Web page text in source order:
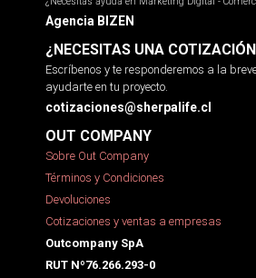
Agencia BIZEN
¿NECESITAS UNA
Escríbenos y te responderemos a la
ayudarte en tu proyecto.
cotizaciones@sherpalife.cl
OUT COMPANY
Sobre Out Company
Términos y Condiciones
Devoluciones
Cotizaciones y ventas a empresas
Outcompany SpA
RUT Nº76.266.293-0